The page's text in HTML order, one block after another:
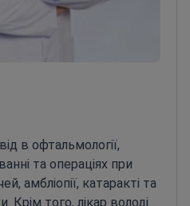
в офтальмології,
та операціях при
амбліопії, катаракті та
Крім того, лікар володіє